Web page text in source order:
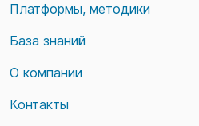
Платформы, методики
adxCMS — бизнес-платформы
TaskTracker — учет времени и
База знаний
Кейсы
Статьи
О компании
Вакансии
Контакты